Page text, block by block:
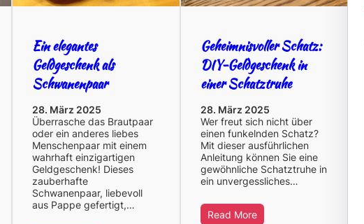
Ein elegantes
Geldgeschenk als
Schwanenpaar
28. März 2025
Überrasche das Brautpaar
oder ein anderes liebes
Menschenpaar mit einem
wahrhaft einzigartigen
Geldgeschenk! Dieses
zauberhafte
Schwanenpaar, liebevoll
aus Pappe gefertigt,…
Geheimnisvoller Schatz:
DIY-Geldgeschenk in
einer Schatztruhe
28. März 2025
Wer freut sich nicht über
einen funkelnden Schatz?
Mit dieser ausführlichen
Anleitung können Sie eine
gewöhnliche Schatztruhe in
ein unvergessliches…
Read More